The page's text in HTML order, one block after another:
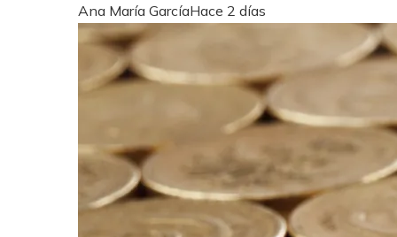
Ana María GarcíaHace 2 días